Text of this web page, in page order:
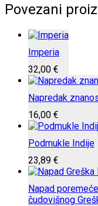
Povezani
Imperia
32,00 €
Napredak
16,00 €
Podmukle Indije
23,89 €
Napad
čudovišnog